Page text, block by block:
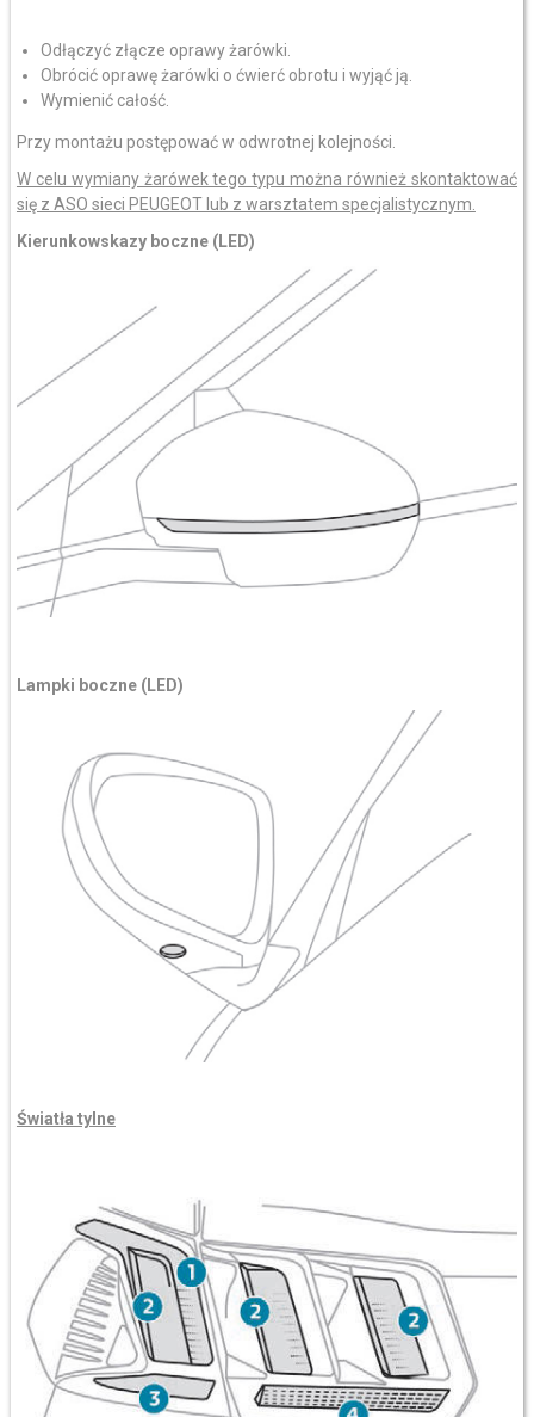
Odłączyć złącze oprawy żarówki.
Obrócić oprawę żarówki o ćwierć obrotu i wyjąć ją.
Wymienić całość.
Przy montażu postępować w odwrotnej kolejności.
W celu wymiany żarówek tego typu można również skontaktować
się z ASO sieci PEUGEOT lub z warsztatem specjalistycznym.
Kierunkowskazy boczne (LED)
Lampki boczne (LED)
Światła tylne